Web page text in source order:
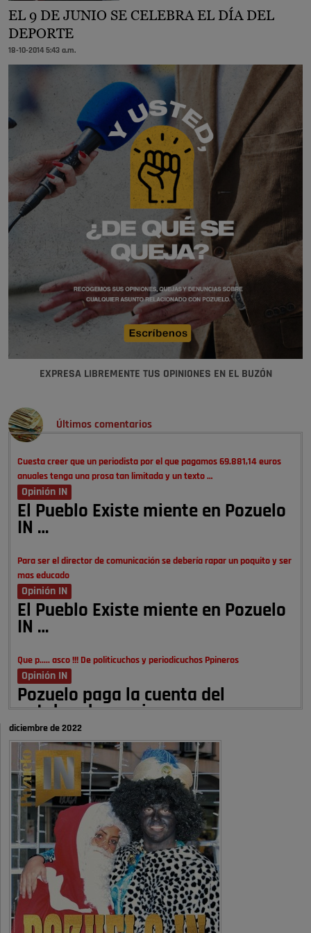
EL 9 DE JUNIO SE CELEBRA EL DÍA DEL
DEPORTE
18-10-2014 5:43 a.m.
EXPRESA LIBREMENTE TUS OPINIONES EN EL BUZÓN
Últimos comentarios
Cuesta creer que un periodista por el que pagamos 69.881,14 euros
anuales tenga una prosa tan limitada y un texto …
Opinión IN
El Pueblo Existe miente en Pozuelo
IN …
Para ser el director de comunicación se debería rapar un poquito y ser
mas educado
Opinión IN
El Pueblo Existe miente en Pozuelo
IN …
Que p..... asco !!! De politicuchos y periodicuchos Ppineros
Opinión IN
Pozuelo paga la cuenta del
autobombo: casi …
Señora Alcaldesa Ud no ha vivido nunca en Pozuelo , pero yo si desde
hace más de 60 años , …
Pozuelo de Alarcón
Quejas por el deterioro de la
limpieza …
A ver si es posible que haya vivienda para familias con hijos y no
solamente jóvenes que no es tan …
Pozuelo de Alarcón
Pozuelo desbloquea
definitivamente Huerta Grande: las
obras …
diciembre de 2022